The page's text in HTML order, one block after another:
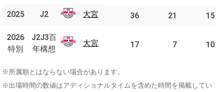
2025 大宮 36 21 15
2026
特別
J2J3
百年
大宮 17 7 10
2025 J2 大宮
2026
特別
J2J3百
年構想
大宮
※所属順とはならない場合があります。
※出場時間の数値はアディショナルタイムを含めた時間を掲載してい